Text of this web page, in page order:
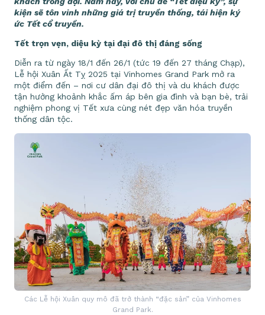
kiện sẽ tôn vinh những giá trị truyền thống, tái hiện ký
ức Tết cổ truyền.
Tết trọn vẹn, diệu kỳ tại đại đô thị đáng sống
Diễn ra từ ngày 18/1 đến 26/1 (tức 19 đến 27 tháng Chạp),
Lễ hội Xuân Ất Tỵ 2025 tại Vinhomes Grand Park mở ra
một điểm đến – nơi cư dân đại đô thị và du khách được
tận hưởng khoảnh khắc ấm áp bên gia đình và bạn bè, trải
nghiệm phong vị Tết xưa cùng nét đẹp văn hóa truyền
thống dân tộc.
Các Lễ hội Xuân quy mô đã trở thành “đặc sản” của Vinhomes
Grand Park.